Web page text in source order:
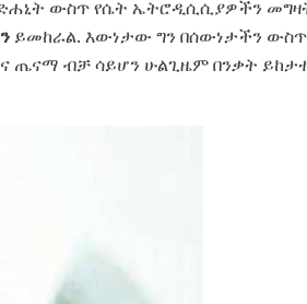
ውስጥ የሴት ኤትሮዲሲሲያዎችን
ይመከራል. እውነታው ግን በሰውነታችን
ጤናማ ብቻ ሳይሆን ሁልጊዜም በንቃት